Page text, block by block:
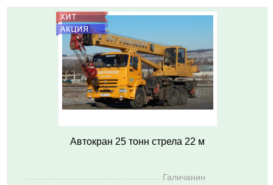
Автокран 25 тонн стрела 22 м
..........................................................Галичанин